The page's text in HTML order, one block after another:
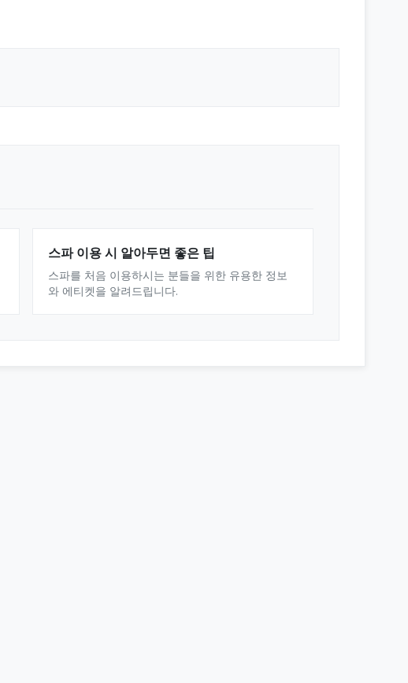
스파 이용 시 알아두면 좋은 팁
스파를 처음 이용하시는 분들을 위한 유용한 정보
와 에티켓을 알려드립니다.